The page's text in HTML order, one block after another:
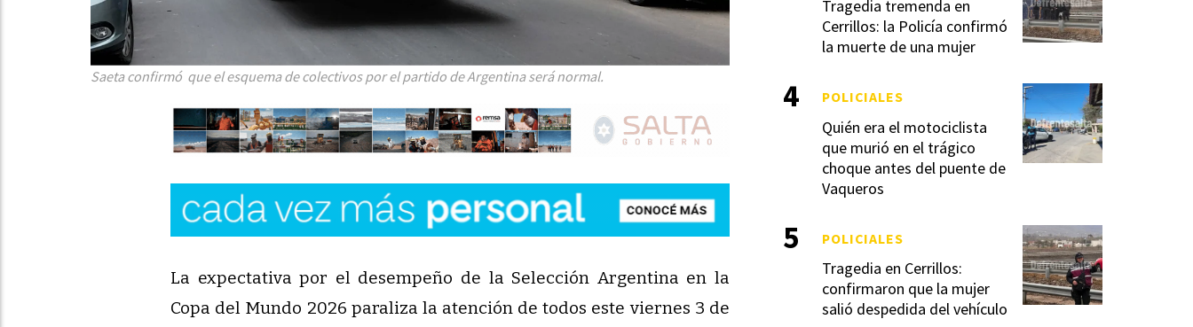
Saeta confirmó que el esquema de colectivos por el partido de Argentina será normal.
La expectativa por el desempeño de la Selección Argentina en la
Copa del Mundo 2026 paraliza la atención de todos este viernes 3 de
Tragedia tremenda en
Cerrillos: la Policía confirmó
la muerte de una mujer
Quién era el motociclista
que murió en el trágico
choque antes del puente de
Vaqueros
POLICIALES
Tragedia en Cerrillos:
confirmaron que la mujer
salió despedida del vehículo
POLICIALES